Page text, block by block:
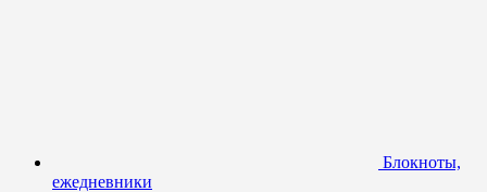
Блокноты,
ежедневники